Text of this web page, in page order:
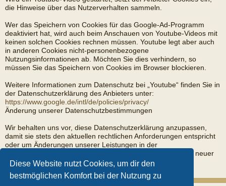
Diese Website nutzt Cookies, um dir den
bestmöglichen Komfort bei der Nutzung zu
die Hinweise über das Nutzerverhalten sammeln.
Wer das Speichern von Cookies für das Google-Ad-Programm
deaktiviert hat, wird auch beim Anschauen von Youtube-Videos mit
keinen solchen Cookies rechnen müssen. Youtube legt aber auch
in anderen Cookies nicht-personenbezogene
Nutzungsinformationen ab. Möchten Sie dies verhindern, so
müssen Sie das Speichern von Cookies im Browser blockieren.
Weitere Informationen zum Datenschutz bei „Youtube“ finden Sie in
der Datenschutzerklärung des Anbieters unter:
https://www.google.de/intl/de/policies/privacy/
Änderung unserer Datenschutzbestimmungen
Wir behalten uns vor, diese Datenschutzerklärung anzupassen,
damit sie stets den aktuellen rechtlichen Anforderungen entspricht
oder um Änderungen unserer Leistungen in der
Datenschutzerklärung umzusetzen, z.B. bei der Einführung neuer
Services. Für Ihren erneuten Besuch gilt dann die neue
Datenschutzerklärung.